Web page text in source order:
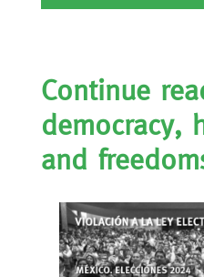
Continue
democracy,
and